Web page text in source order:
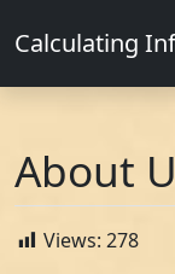
Calculating
About
Views: 278